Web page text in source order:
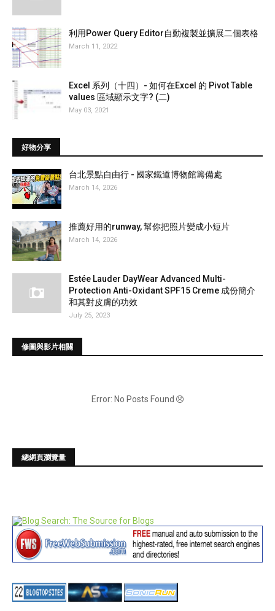
利用Power Query Editor自動複製並擴展二個表格
March 11, 2022
Excel 系列（十四）- 如何在Excel 的 Pivot Table
values 區域顯示文字? (二)
May 03, 2021
好物分享
台北景點自由行 - 國家鐵道博物館籌備處
March 14, 2026
推薦好用的runway, 幫你把照片變成小短片
March 14, 2026
Estée Lauder DayWear Advanced Multi-
Protection Anti-Oxidant SPF15 Creme 成份簡介
和其對皮膚的功效
July 25, 2023
修圖與影片相關
Error: No Posts Found
總網頁瀏覽量